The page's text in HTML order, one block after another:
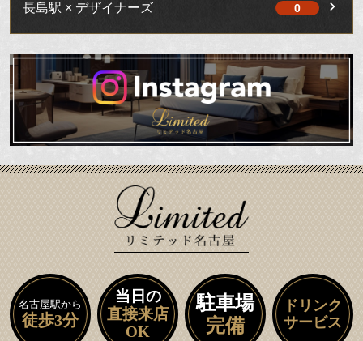
長島駅 × デザイナーズ 0
名古屋駅から
徒歩3分
当日の
直接来店
OK
駐車場
完備
ドリンク
サービス